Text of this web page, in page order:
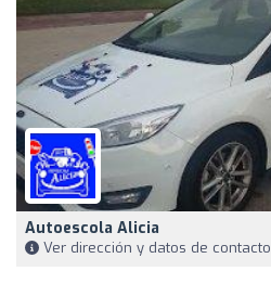
Autoescola Alicia
Ver dirección y datos de contacto